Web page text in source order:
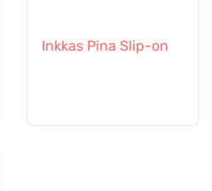
Inkkas Pina Slip-on